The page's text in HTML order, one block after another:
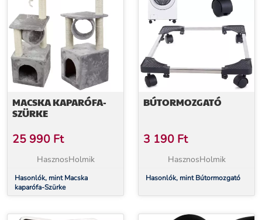
MACSKA KAPARÓFA-
SZÜRKE
25 990 Ft
HasznosHolmik
Hasonlók, mint Macska
kaparófa-Szürke
BÚTORMOZGATÓ
3 190 Ft
HasznosHolmik
Hasonlók, mint Bútormozgató